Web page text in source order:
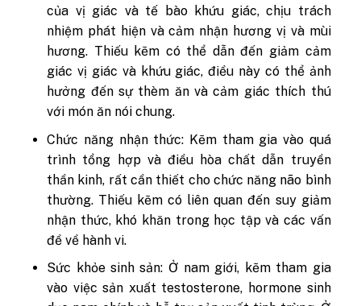
của vị giác và tế bào khứu giác, chịu trách
nhiệm phát hiện và cảm nhận hương vị và mùi
hương. Thiếu kẽm có thể dẫn đến giảm cảm
giác vị giác và khứu giác, điều này có thể ảnh
hưởng đến sự thèm ăn và cảm giác thích thú
với món ăn nói chung.
Chức năng nhận thức: Kẽm tham gia vào quá
trình tổng hợp và điều hòa chất dẫn truyền
thần kinh, rất cần thiết cho chức năng não bình
thường. Thiếu kẽm có liên quan đến suy giảm
nhận thức, khó khăn trong học tập và các vấn
đề về hành vi.
Sức khỏe sinh sản: Ở nam giới, kẽm tham gia
vào việc sản xuất testosterone, hormone sinh